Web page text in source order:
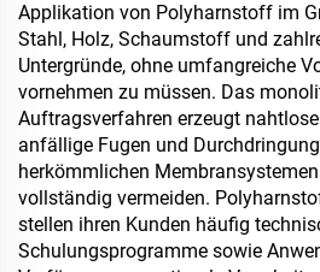
Applikation von Polyharnstoff im
Stahl, Holz, Schaumstoff und
Untergründe, ohne umfangreiche
vornehmen zu müssen. Das
Auftragsverfahren erzeugt
anfällige Fugen und
herkömmlichen
vollständig vermeiden.
stellen ihren Kunden häufig
Schulungsprogramme sowie